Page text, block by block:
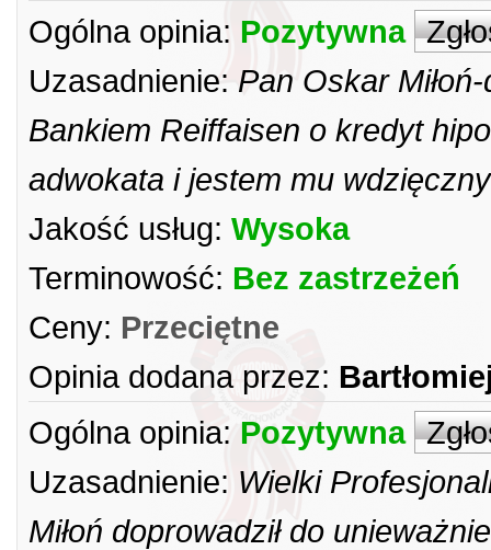
Ogólna opinia: Pozytywna
Uzasadnienie: Pan Oskar
Bankiem Reiffaisen o kredyt
adwokata i jestem mu
Jakość usług: Wysoka
Terminowość: Bez zastrzeżeń
Ceny: Przeciętne
Opinia dodana przez:
Ogólna opinia: Pozytywna
Uzasadnienie: Wielki
Miłoń doprowadził do